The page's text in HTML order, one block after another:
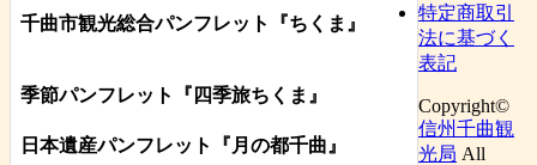
千曲市観光総合パンフレット 『ちくま 』
季節パンフレット『四季旅ちくま』
日本遺産パンフレット 『月の都千曲 』
特定商取引
法に基づく
表記
Copyright©
信州千曲観
光局 All